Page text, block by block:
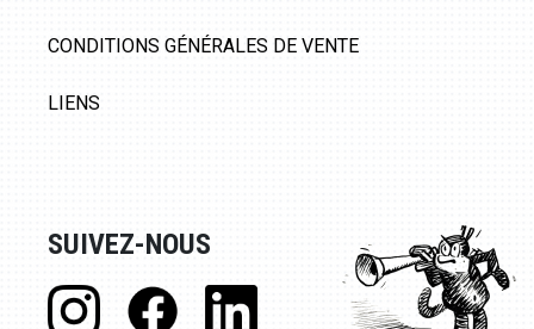
CONDITIONS GÉNÉRALES DE VENTE
LIENS
SUIVEZ-NOUS